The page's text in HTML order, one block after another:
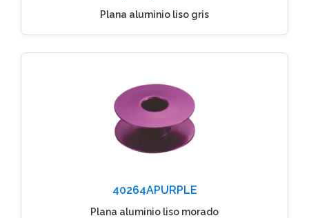
Plana aluminio liso gris
40264APURPLE
Plana aluminio liso morado